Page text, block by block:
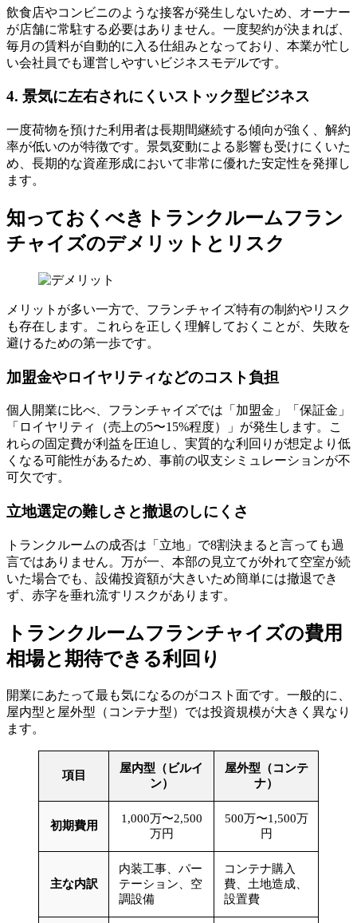
飲食店やコンビニのような接客が発生しないため、オーナー
が店舗に常駐する必要はありません。一度契約が決まれば、
毎月の賃料が自動的に入る仕組みとなっており、本業が忙し
い会社員でも運営しやすいビジネスモデルです。
4. 景気に左右されにくいストック型ビジネス
一度荷物を預けた利用者は長期間継続する傾向が強く、解約
率が低いのが特徴です。景気変動による影響も受けにくいた
め、長期的な資産形成において非常に優れた安定性を発揮し
ます。
知っておくべきトランクルームフラン
チャイズのデメリットとリスク
メリットが多い一方で、フランチャイズ特有の制約やリスク
も存在します。これらを正しく理解しておくことが、失敗を
避けるための第一歩です。
加盟金やロイヤリティなどのコスト負担
個人開業に比べ、フランチャイズでは「加盟金」「保証金」
「ロイヤリティ（売上の5〜15%程度）」が発生します。こ
れらの固定費が利益を圧迫し、実質的な利回りが想定より低
くなる可能性があるため、事前の収支シミュレーションが不
可欠です。
立地選定の難しさと撤退のしにくさ
トランクルームの成否は「立地」で8割決まると言っても過
言ではありません。万が一、本部の見立てが外れて空室が続
いた場合でも、設備投資額が大きいため簡単には撤退でき
ず、赤字を垂れ流すリスクがあります。
トランクルームフランチャイズの費用
相場と期待できる利回り
開業にあたって最も気になるのがコスト面です。一般的に、
屋内型と屋外型（コンテナ型）では投資規模が大きく異なり
ます。
項目
屋内型（ビルイ
ン）
屋外型（コンテ
ナ）
初期費用
1,000万〜2,500
万円
500万〜1,500万
円
主な内訳
内装工事、パー
テーション、空
調設備
コンテナ購入
費、土地造成、
設置費